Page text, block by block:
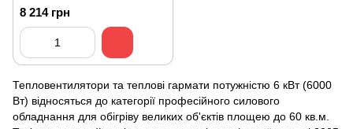
електрична гармата 6 кВт (3
ф. 400 В)
8 214 грн
Тепловентилятори та теплові гармати потужністю 6 кВт (6000
Вт) відносяться до категорії професійного силового
обладнання для обігріву великих об'єктів площею до 60 кв.м.